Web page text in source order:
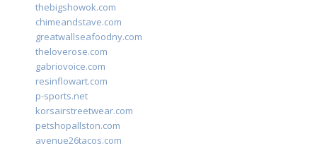
thebigshowok.com
chimeandstave.com
greatwallseafoodny.com
theloverose.com
gabriovoice.com
resinflowart.com
p-sports.net
korsairstreetwear.com
petshopallston.com
avenue26tacos.com